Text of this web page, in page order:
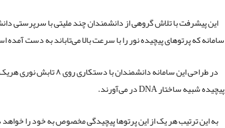
این پیشرفت با تلاش گروهی از دانشمندان چند ملیتی با سرپرستی
سامانه که پرتوهای پیچیده نور را با سرعت بالا می‌تاباند به دست آمده
در طراحی این سامانه
پیچیده شبیه ساختار DNA در می‌آورند.